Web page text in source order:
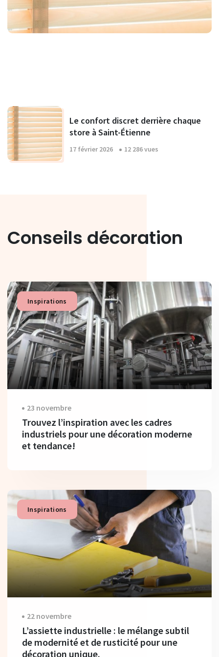
Le confort discret derrière chaque
store à Saint-Étienne
17 février 2026 12 286 vues
Conseils décoration
Inspirations
23 novembre
Trouvez l’inspiration avec les cadres
industriels pour une décoration moderne
et tendance!
Inspirations
22 novembre
L’assiette industrielle : le mélange subtil
de modernité et de rusticité pour une
décoration unique.